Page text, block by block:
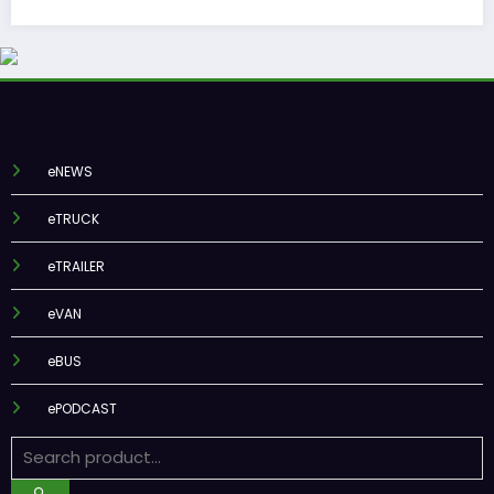
eNEWS
eTRUCK
eTRAILER
eVAN
eBUS
ePODCAST